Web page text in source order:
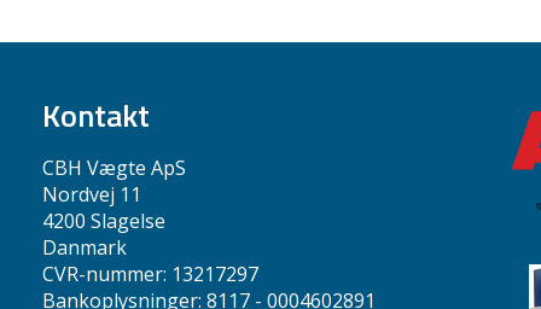
Kontakt
CBH Vægte ApS
Nordvej 11
4200 Slagelse
Danmark
CVR-nummer: 13217297
Bankoplysninger: 8117 - 0004602891